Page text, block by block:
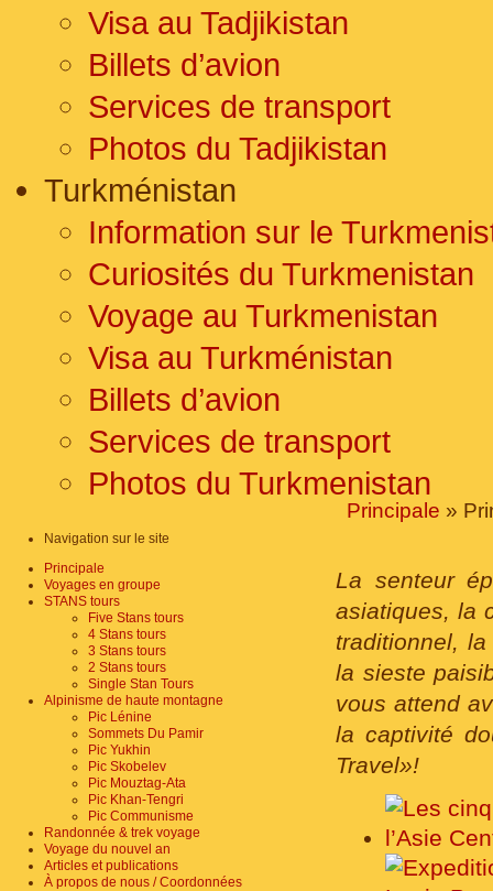
Visa au Tadjikistan
Billets d’avion
Services de transport
Photos du Tadjikistan
Turkménistan
Information sur le
Curiosités du Turkmenistan
Voyage au Turkmenistan
Visa au Turkménistan
Billets d’avion
Services de transport
Photos du Turkmenistan
Principale »
La senteur
asiatiques, la
traditionnel,
la sieste
vous attend
la captivité
Travel»!
Navigation sur le site
Principale
Voyages en groupe
STANS tours
Five Stans tours
4 Stans tours
3 Stans tours
2 Stans tours
Single Stan Tours
Alpinisme de haute montagne
Pic Lénine
Sommets Du Pamir
Pic Yukhin
Pic Skobelev
Pic Mouztag-Ata
Pic Khan-Tengri
Pic Communisme
Randonnée & trek voyage
Voyage du nouvel an
Articles et publications
À propos de nous / Coordonnées